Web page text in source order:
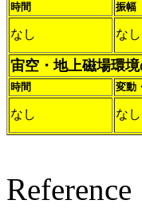
時間 振幅
なし なし
宙空・地上磁場環
時間 変動
なし なし
Reference